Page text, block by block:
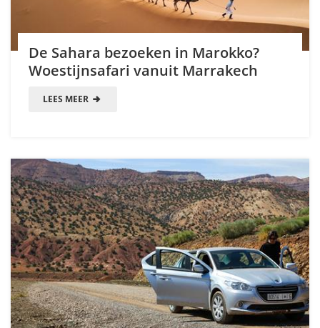
De Sahara bezoeken in Marokko?
Woestijnsafari vanuit Marrakech
LEES MEER